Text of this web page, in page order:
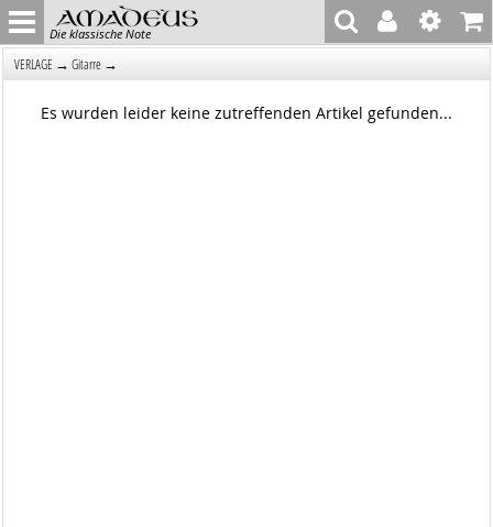
Die klassische Note
VERLAGE → Gitarre →
Es wurden leider keine zutreffenden Artikel gefunden...